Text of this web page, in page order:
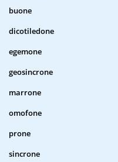
buone
dicotiledone
egemone
geosincrone
marrone
omofone
prone
sincrone